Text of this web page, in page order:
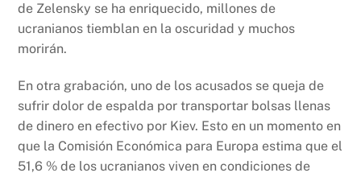
de Zelensky se ha enriquecido, millones de
ucranianos tiemblan en la oscuridad y muchos
morirán.
En otra grabación, uno de los acusados se queja de
sufrir dolor de espalda por transportar bolsas llenas
de dinero en efectivo por Kiev. Esto en un momento en
que la Comisión Económica para Europa estima que el
51,6 % de los ucranianos viven en condiciones de